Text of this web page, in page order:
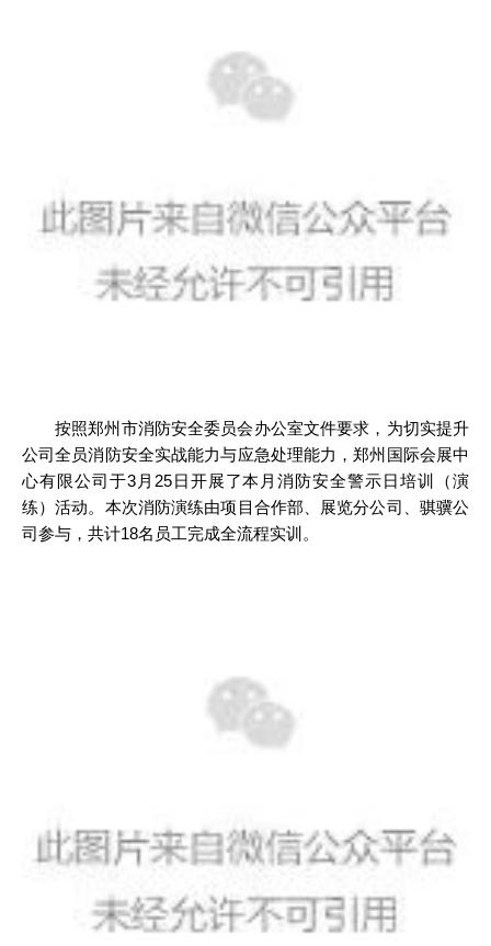
按照郑州市消防安全委员会办公室文件要求，为切实提升
公司全员消防安全实战能力与应急处理能力，郑州国际会展中
心有限公司于3月25日开展了本月消防安全警示日培训（演
练）活动。本次消防演练由项目合作部、展览分公司、骐骥公
司参与，共计18名员工完成全流程实训。